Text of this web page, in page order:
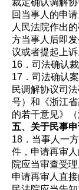
裁定确认调解
回当事人的申请
人民法院作出
方当事人后即
议或者提起上诉
16．司法确认
17．司法确认
民调解协议司
号）和《浙江
的若干意见》
五、关于民事
18．当事人一
件，申请再审
院应当审查受理
申请再审人直